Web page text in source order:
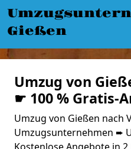
Gießen
Umzug von
☛ 100 % Gratis-
Umzug von Gießen nach
Umzugsunternehmen ➨